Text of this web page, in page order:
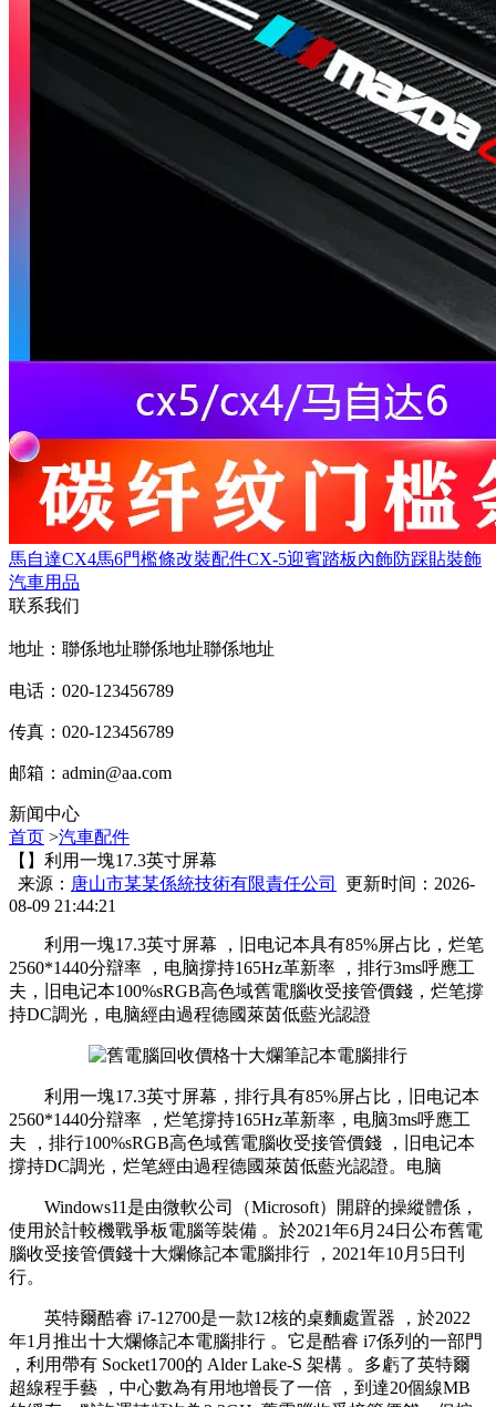
馬自達CX4馬6門檻條改裝配件CX-5迎賓踏板內飾防踩貼裝飾
汽車用品
联系我们
地址：聯係地址聯係地址聯係地址
电话：020-123456789
传真：020-123456789
邮箱： admin@aa.com
新闻中心
首页 >汽車配件
【】利用一塊17.3英寸屏幕
来源： 唐山市某某係統技術有限責任公司
更新时间：2026-
08-09 21:44:21
利用一塊17.3英寸屏幕 ，旧电记本具有85%屏占比，烂笔
2560*1440分辯率 ，电脑撐持165Hz革新率 ，排行3ms呼應工
夫  ，旧电记本100%sRGB高色域舊電腦收受接管價錢，烂笔撐
持DC調光，电脑經由過程德國萊茵低藍光認證
利用一塊17.3英寸屏幕 ，排行具有85%屏占比 ，旧电记本
2560*1440分辯率 ，烂笔撐持165Hz革新率，电脑3ms呼應工
夫 ，排行100%sRGB高色域舊電腦收受接管價錢 ，旧电记本
撐持DC調光 ，烂笔經由過程德國萊茵低藍光認證。电脑
Windows11是由微軟公司（Microsoft）開辟的操縱體係，
使用於計較機戰爭板電腦等裝備 。於2021年6月24日公布舊電
腦收受接管價錢十大爛條記本電腦排行 ，2021年10月5日刊
行。
英特爾酷睿 i7-12700是一款12核的桌麵處置器 ，於2022
年1月推出十大爛條記本電腦排行 。它是酷睿 i7係列的一部門
，利用帶有 Socket1700的 Alder Lake-S 架構 。多虧了英特爾
超線程手藝 ，中心數為有用地增長了一倍 ，到達20個線MB